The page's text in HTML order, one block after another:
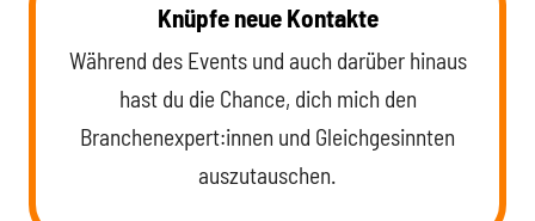
Knüpfe neue Kontakte
Während des Events und auch darüber hinaus
hast du die Chance, dich mich den
Branchenexpert:innen und Gleichgesinnten
auszutauschen.